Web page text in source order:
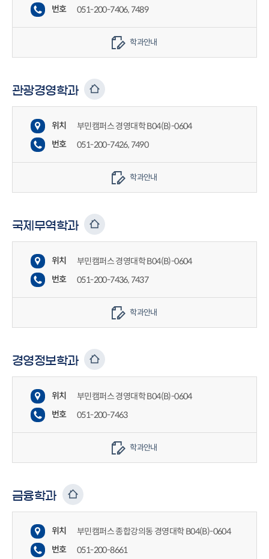
번호
051-200-7406, 7489
학과안내
관광경영학과
위치
부민캠퍼스 경영대학 B04(B)-0604
번호
051-200-7426, 7490
학과안내
국제무역학과
위치
부민캠퍼스 경영대학 B04(B)-0604
번호
051-200-7436, 7437
학과안내
경영정보학과
위치
부민캠퍼스 경영대학 B04(B)-0604
번호
051-200-7463
학과안내
금융학과
위치
부민캠퍼스 종합강의동 경영대학 B04(B)-0604
번호
051-200-8661